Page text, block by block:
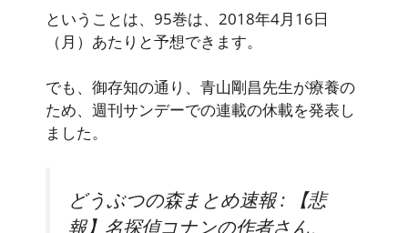
ということは、95巻は、 2018年4月16日
（月） あたりと予想できます。
でも、御存知の通り、青山剛昌先生が療養の
ため、週刊サンデーでの連載の休載を発表し
ました。
どうぶつの森まとめ速報 : 【悲
報】名探偵コナンの作者さん、